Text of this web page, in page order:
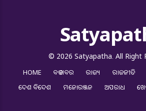
© 2026 Satyapatha. All Right
HOME ବଡ ଖବର ରାଜ୍ୟ ରାଜନୀତି
ଦେଶ ବିଦେଶ
ମନୋରଞ୍ଜନ ଅପରାଧ